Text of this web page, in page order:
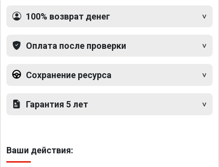
100% возврат денег
Оплата после проверки
Сохранение ресурса
Гарантия 5 лет
Ваши действия: